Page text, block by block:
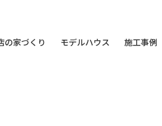
の家づくり モデルハウス 施工事例